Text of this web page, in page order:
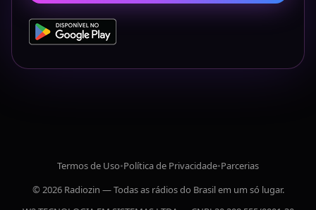
Termos de Uso•Política de Privacidade•Parcerias
© 2026 Radiozin — Todas as rádios do Brasil em um só lugar.